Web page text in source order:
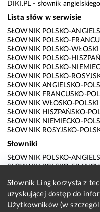
DIKI.PL - słownik
Lista słów w serwisie
SŁOWNIK POLSKO-
SŁOWNIK POLSKO-
SŁOWNIK POLSKO-WŁOSKI
SŁOWNIK POLSKO-
SŁOWNIK POLSKO-
SŁOWNIK POLSKO-
SŁOWNIK ANGIELSKO-
SŁOWNIK FRANCUSKO-
SŁOWNIK WŁOSKO-POLSKI
SŁOWNIK HISZPAŃSKO-
SŁOWNIK NIEMIECKO-
SŁOWNIK ROSYJSKO-
Słowniki
SŁOWNIK POLSKO-
SŁOWNIK POLSKO-
SŁOWNIK POLSKO-
SŁOWNIK POLSKO-
SŁOWNIK POLSKO-
Słownik Ling korzysta z
uzyskującej dostęp do
Użytkowników (w